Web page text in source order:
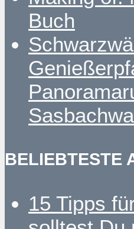
Buch
BELIEBTESTE
15 Tipps